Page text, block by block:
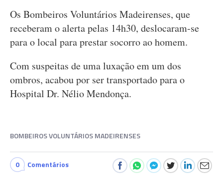
Os Bombeiros Voluntários Madeirenses, que
receberam o alerta pelas 14h30, deslocaram-se
para o local para prestar socorro ao homem.
Com suspeitas de uma luxação em um dos
ombros, acabou por ser transportado para o
Hospital Dr. Nélio Mendonça.
BOMBEIROS VOLUNTÁRIOS MADEIRENSES
0 Comentários